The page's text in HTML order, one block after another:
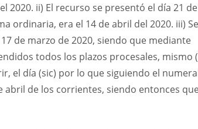
2020. ii) El recurso se presentó el día 21
ordinaria, era el 14 de abril del 2020. iii)
de marzo de 2020, siendo que mediante
todos los plazos procesales, mismo
el día (sic) por lo que siguiendo el
abril de los corrientes, siendo entonces